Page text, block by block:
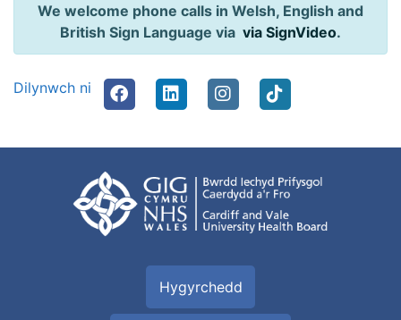
We welcome phone calls in Welsh, English and
British Sign Language via via SignVideo.
Dilynwch ni
Hygyrchedd